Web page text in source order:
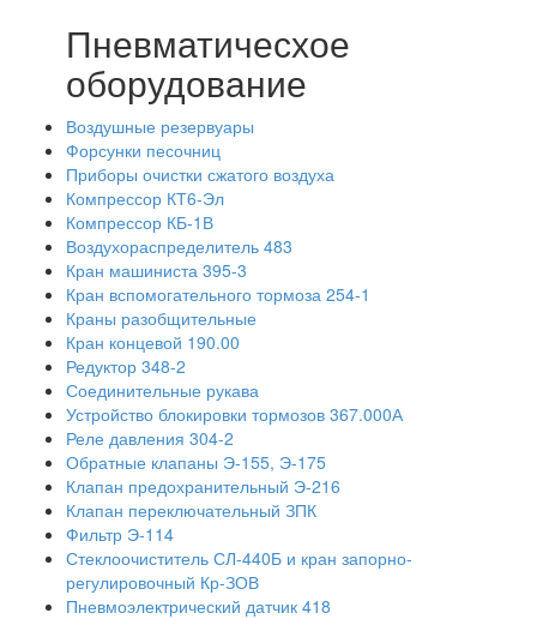
Пневматичесхое
оборудование
Воздушные резервуары
Форсунки песочниц
Приборы очистки сжатого воздуха
Компрессор КТ6-Эл
Компрессор КБ-1В
Воздухораспределитель 483
Кран машиниста 395-3
Кран вспомогательного тормоза 254-1
Краны разобщительные
Кран концевой 190.00
Редуктор 348-2
Соединительные рукава
Устройство блокировки тормозов 367.000А
Реле давления 304-2
Обратные клапаны Э-155, Э-175
Клапан предохранительный Э-216
Клапан переключательный ЗПК
Фильтр Э-114
Стеклоочиститель СЛ-440Б и кран запорно-
регулировочный Кр-ЗОВ
Пневмоэлектрический датчик 418